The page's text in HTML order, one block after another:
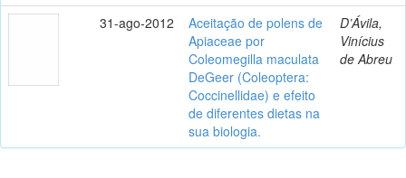
31-ago-2012
Aceitação de polens de
Apiaceae por
Coleomegilla maculata
DeGeer (Coleoptera:
Coccinellidae) e efeito
de diferentes dietas na
sua biologia.
D’Ávila,
Vinícius
de Abreu